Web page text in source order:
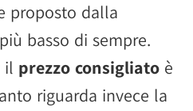
proposto dalla
basso di sempre.
il prezzo consigliato è
riguarda invece la